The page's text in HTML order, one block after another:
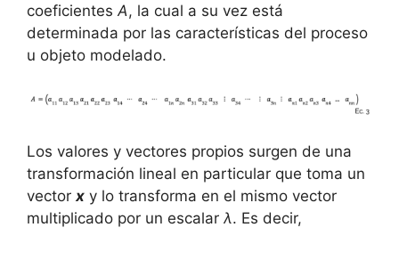
coeficientes A, la cual a su vez está
determinada por las características del proceso
u objeto modelado.
Los valores y vectores propios surgen de una
transformación lineal en particular que toma un
vector x y lo transforma en el mismo vector
multiplicado por un escalar λ. Es decir,